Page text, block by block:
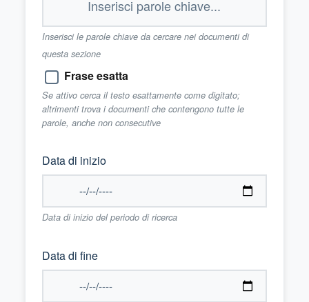
Inserisci le parole chiave da cercare nei documenti di
questa sezione
Frase esatta
Se attivo cerca il testo esattamente come digitato;
altrimenti trova i documenti che contengono tutte le
parole, anche non consecutive
Data di inizio
Data di inizio del periodo di ricerca
Data di fine